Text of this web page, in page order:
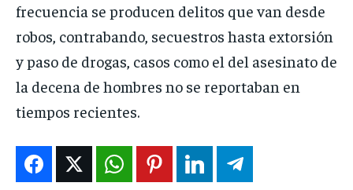
frecuencia se producen delitos que van desde
robos, contrabando, secuestros hasta extorsión
y paso de drogas, casos como el del asesinato de
la decena de hombres no se reportaban en
tiempos recientes.